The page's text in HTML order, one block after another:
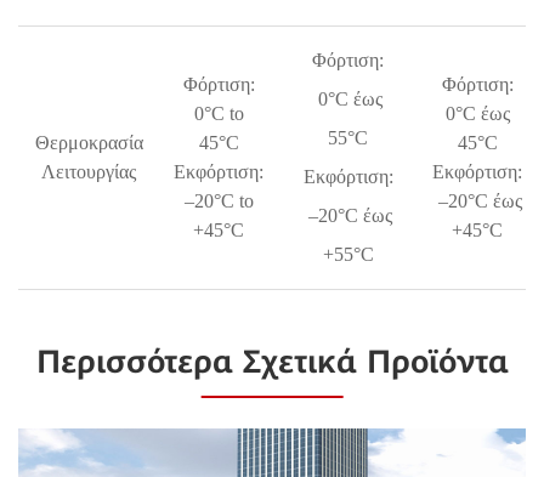
Θερμοκρασία
Λειτουργίας
Φόρτιση:
0°C to
45°C
Εκφόρτιση:
–20°C to
+45°C
Φόρτιση:
0°C έως
55°C
Εκφόρτιση:
–20°C έως
+55°C
Φόρτιση:
0°C έως
45°C
Εκφόρτιση:
–20°C έως
+45°C
Περισσότερα Σχετικά Προϊόντα